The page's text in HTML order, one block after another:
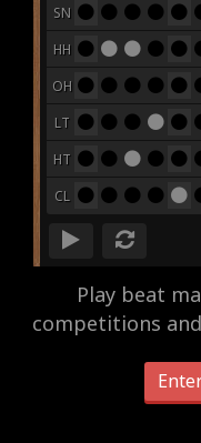
SN
HH
OH
LT
HT
CL
Play beat
competitions